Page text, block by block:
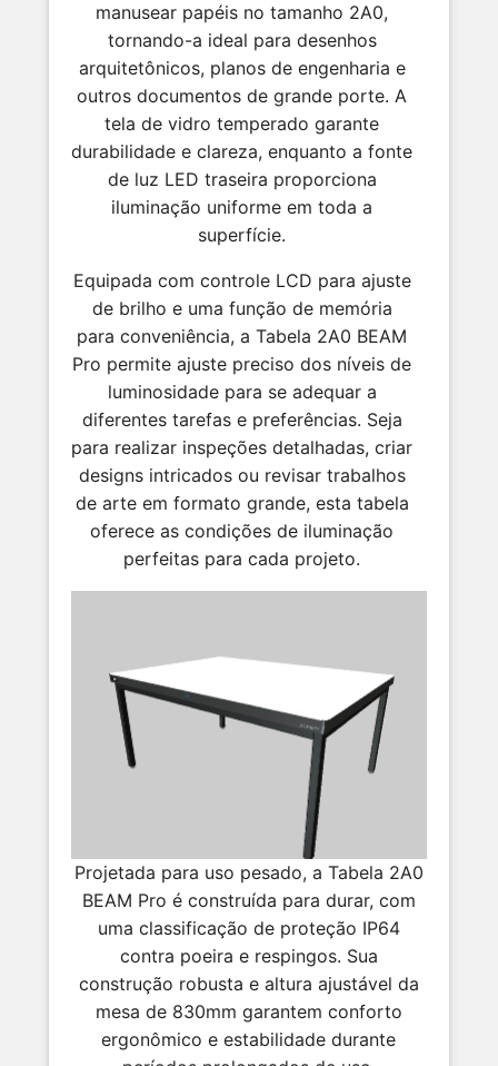
manusear papéis no tamanho 2A0,
tornando-a ideal para desenhos
arquitetônicos, planos de engenharia e
outros documentos de grande porte. A
tela de vidro temperado garante
durabilidade e clareza, enquanto a fonte
de luz LED traseira proporciona
iluminação uniforme em toda a
superfície.
Equipada com controle LCD para ajuste
de brilho e uma função de memória
para conveniência, a Tabela 2A0 BEAM
Pro permite ajuste preciso dos níveis de
luminosidade para se adequar a
diferentes tarefas e preferências. Seja
para realizar inspeções detalhadas, criar
designs intricados ou revisar trabalhos
de arte em formato grande, esta tabela
oferece as condições de iluminação
perfeitas para cada projeto.
Projetada para uso pesado, a Tabela 2A0
BEAM Pro é construída para durar, com
uma classificação de proteção IP64
contra poeira e respingos. Sua
construção robusta e altura ajustável da
mesa de 830mm garantem conforto
ergonômico e estabilidade durante